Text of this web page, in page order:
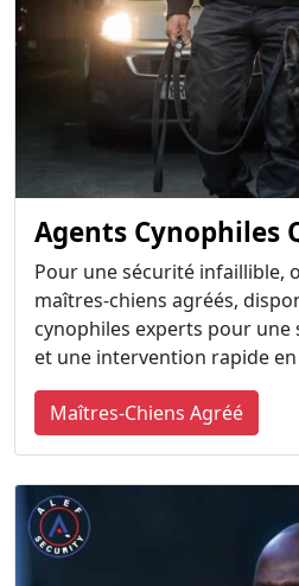
Agents Cynophiles
Pour une sécurité infaillible,
maîtres-chiens agréés,
cynophiles experts pour une
et une intervention rapide
Maîtres-Chiens Agréé